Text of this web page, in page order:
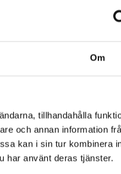
Om
tillhandahålla
och annan information
kan i sin tur kombinera
har använt deras tjänster.
bland våra bilar.
att flytta, flyttstäda